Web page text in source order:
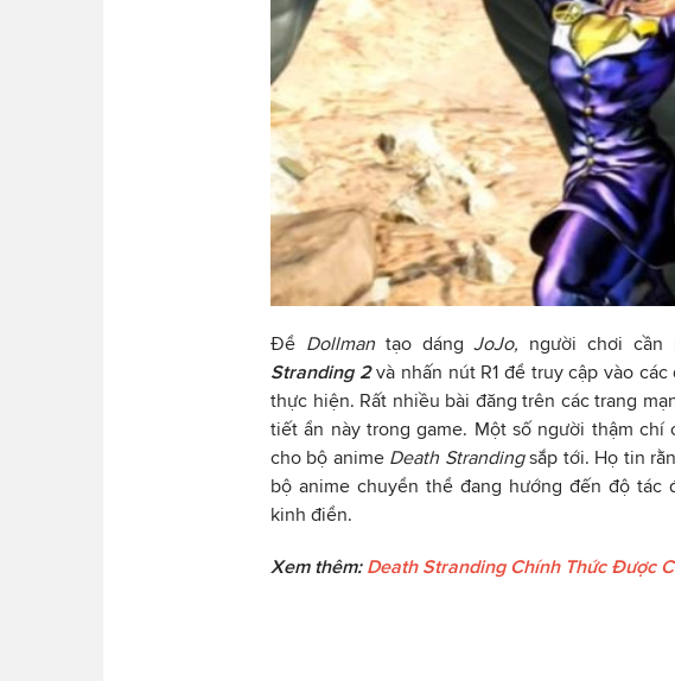
Để Dollman tạo dángJoJo, người chơi cần
Stranding 2và nhấn nút R1 để truy cập vào
thực hiện. Rất nhiều bài đăng trên các trang
tiết ẩn này trong game. Một số người thậm
cho bộ anime Death Strandingsắp tới. Họ tin
bộ anime chuyển thể đang hướng đến độ tác
kinh điển.
Xem thêm: Death Stranding Chính Thức Được